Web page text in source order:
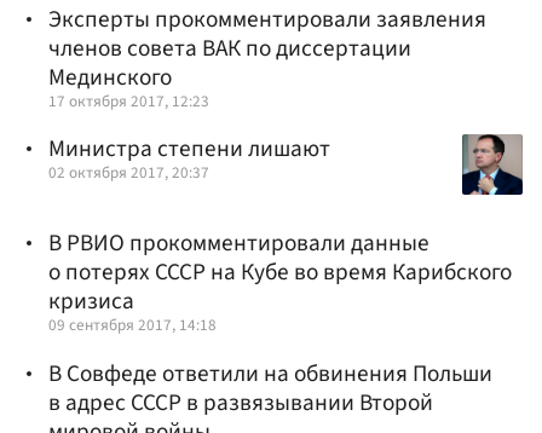
Эксперты прокомментировали заявления
членов совета ВАК по диссертации
Мединского
17 октября 2017, 12:23
Министра степени лишают
02 октября 2017, 20:37
В РВИО прокомментировали данные
о потерях СССР на Кубе во время Карибского
кризиса
09 сентября 2017, 14:18
В Совфеде ответили на обвинения Польши
в адрес СССР в развязывании Второй